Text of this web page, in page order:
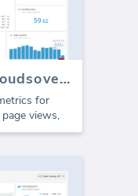
Google Analytics Inhoudsoverzicht
for
views,